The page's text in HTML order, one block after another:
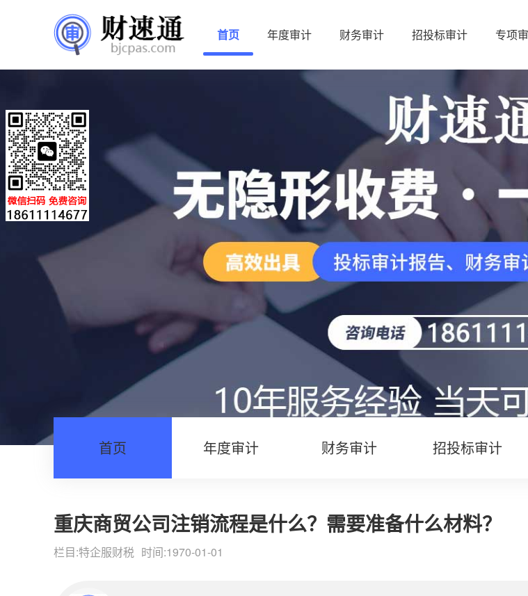
首页 年度审计 财务审计 招投标审计 专项
首页 年度审计 财务审计 招投标审计
重庆商贸公司注销流程是什么？需要准备什么材料？
栏目:特企服财税 时间:1970-01-01